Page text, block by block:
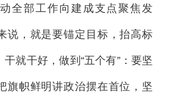
全部工作向建成支点聚焦发
说，就是要锚定目标，抬高标
干就干好，做到“五个有”：要坚
旗帜鲜明讲政治摆在首位，坚